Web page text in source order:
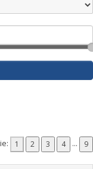
...